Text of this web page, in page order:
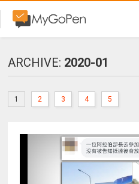
ARCHIVE: 2020-01
1 2 3 4 5